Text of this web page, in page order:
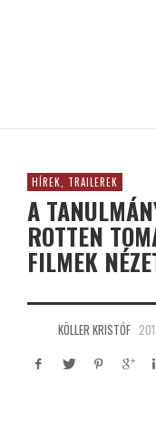
HÍREK, TRAILEREK
A
ROTTEN
FILMEK
KÖLLER KRISTÓF